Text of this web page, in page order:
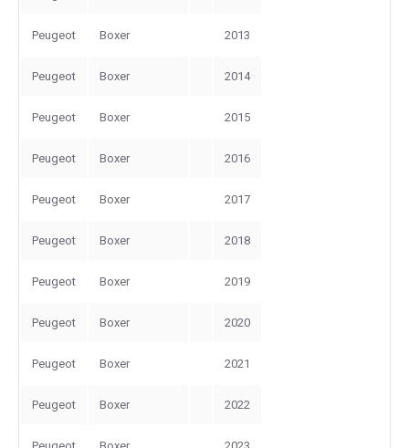
Peugeot Boxer 2013
Peugeot Boxer 2014
Peugeot Boxer 2015
Peugeot Boxer 2016
Peugeot Boxer 2017
Peugeot Boxer 2018
Peugeot Boxer 2019
Peugeot Boxer 2020
Peugeot Boxer 2021
Peugeot Boxer 2022